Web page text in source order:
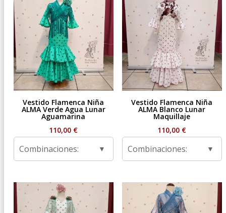
Vestido Flamenca Niña
ALMA Verde Agua Lunar
Aguamarina
110,00 €
Combinaciones:
Vestido Flamenca Niña
ALMA Blanco Lunar
Maquillaje
110,00 €
Combinaciones: